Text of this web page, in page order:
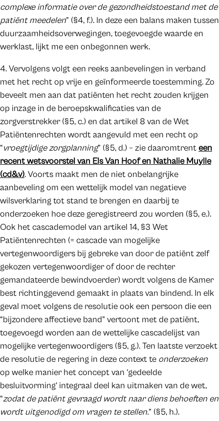
complexe informatie over de gezondheidstoestand met de
patiënt meedelen” (§4, f.). In deze een balans maken tussen
duurzaamheidsoverwegingen, toegevoegde waarde en
werklast, lijkt me een onbegonnen werk.
4. Vervolgens volgt een reeks aanbevelingen in verband
met het recht op vrije en geïnformeerde toestemming. Zo
beveelt men aan dat patiënten het recht zouden krijgen
op inzage in de beroepskwalificaties van de
zorgverstrekker (§5, c.) en dat artikel 8 van de Wet
Patiëntenrechten wordt aangevuld met een recht op
“vroegtijdige zorgplanning” (§5, d.) – zie daaromtrenteen
recent wetsvoorstel van Els Van Hoof en Nathalie Muylle
(cd&v). Voorts maakt men de niet onbelangrijke
aanbeveling om een wettelijk model van negatieve
wilsverklaring tot stand te brengen en daarbij te
onderzoeken hoe deze geregistreerd zou worden (§5, e.).
Ook het cascademodel van artikel 14, §3 Wet
Patiëntenrechten (= cascade van mogelijke
vertegenwoordigers bij gebreke van door de patiënt zelf
gekozen vertegenwoordiger of door de rechter
gemandateerde bewindvoerder) wordt volgens de Kamer
best richtinggevend gemaakt in plaats van bindend. In elk
geval moet volgens de resolutie ook een persoon die een
“bijzondere affectieve band” vertoont met de patiënt,
toegevoegd worden aan de wettelijke cascadelijst van
mogelijke vertegenwoordigers (§5, g.). Ten laatste verzoekt
de resolutie de regering in deze context te onderzoeken
op welke manier het concept van ‘gedeelde
besluitvorming’ integraal deel kan uitmaken van de wet,
“zodat de patiënt gevraagd wordt naar diens behoeften en
wordt uitgenodigd om vragen te stellen.” (§5, h.).